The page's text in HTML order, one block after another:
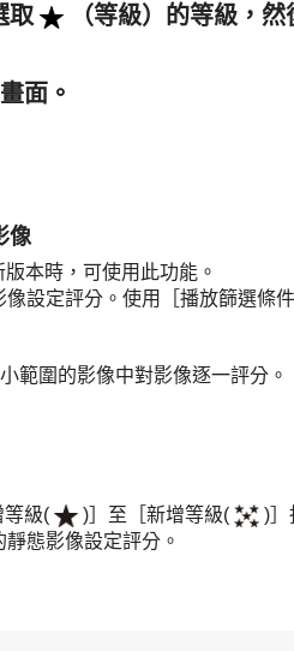
取 （等級）的等級，然
面。
像
本時，可使用此功能。
設定評分。使用
［播放篩選條件
範圍的影像中對影像逐一評分。
等級( )］ 至 ［新增等級( )］
態影像設定評分。